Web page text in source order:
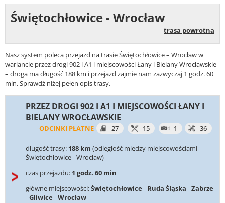
Świętochłowice - Wrocław
trasa powrotna
Nasz system poleca przejazd na trasie Świętochłowice – Wrocław w
wariancie przez drogi 902 i A1 i miejscowości Łany i Bielany Wrocławskie
– droga ma długość 188 km i przejazd zajmie nam zazwyczaj 1 godz. 60
min. Sprawdź niżej pełen opis trasy.
PRZEZ DROGI 902 I A1 I MIEJSCOWOŚCI ŁANY I
BIELANY WROCŁAWSKIE
ODCINKI PŁATNE 27 15 1 36
długość trasy: 188 km (odległość między miejscowościami
Świętochłowice - Wrocław)
czas przejazdu: 1 godz. 60 min
główne miejscowości:Świętochłowice - Ruda Śląska -Zabrze
-Gliwice -Wrocław